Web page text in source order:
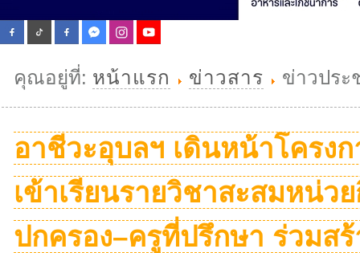
คุณอยู่ที่: หน้าแรก ข่าวสาร ข่าวปร
อาชีวะอุบลฯ เดินหน้าโครง
เข้าเรียนรายวิชาสะสมหน่ว
ปกครอง–ครูที่ปรึกษา ร่วมส